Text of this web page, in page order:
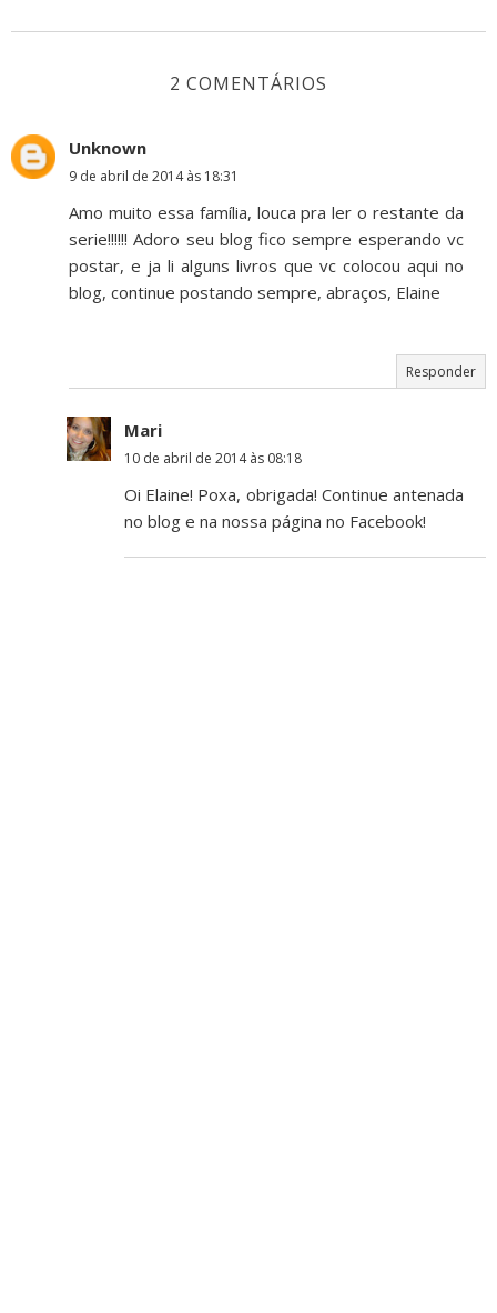
2 COMENTÁRIOS
Unknown
9 de abril de 2014 às 18:31
Amo muito essa família, louca pra ler o restante da
serie!!!!!! Adoro seu blog fico sempre esperando vc
postar, e ja li alguns livros que vc colocou aqui no
blog, continue postando sempre, abraços, Elaine
Responder
Mari
10 de abril de 2014 às 08:18
Oi Elaine! Poxa, obrigada! Continue antenada
no blog e na nossa página no Facebook!